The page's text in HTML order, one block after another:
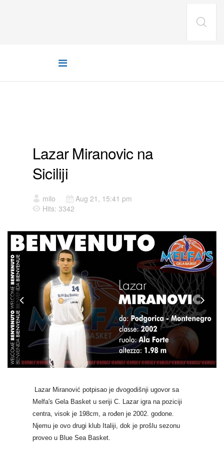
Lazar Miranovic na
Siciliji
milo
Aug 21, 15:41 pm
Hits: 3342
Previous
Lazar Miranović potpisao je dvogodišnji ugovor sa
Melfa's Gela Basket u seriji C. Lazar igra na poziciji
centra, visok je 198cm, a rođen je 2002. godone.
Njemu je ovo drugi klub Italiji, dok je prošlu sezonu
proveo u Blue Sea Basket.